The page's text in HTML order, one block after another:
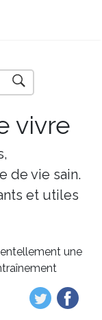
vivre
de vie sain.
et utiles
une